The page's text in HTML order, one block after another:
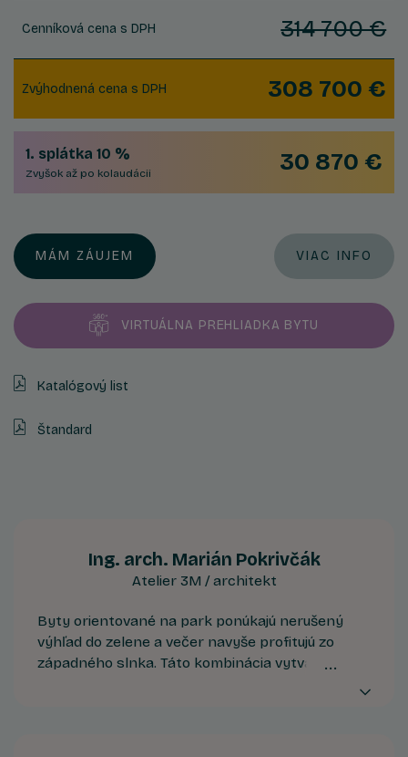
Cenníková cena s DPH 314 700 €
Zvýhodnená cena s DPH 308 700 €
1. splátka 10 %
Zvyšok až po kolaudácii 30 870 €
MÁM ZÁUJEM VIAC INFO
VIRTUÁLNA PREHLIADKA BYTU
Katalógový list
Štandard
Ing. arch. Marián Pokrivčák
Atelier 3M / architekt
Byty orientované na park ponúkajú nerušený
výhľad do zelene a večer navyše profitujú zo
západného slnka. Táto kombinácia vytvára